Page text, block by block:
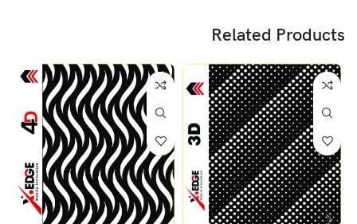
Related Products